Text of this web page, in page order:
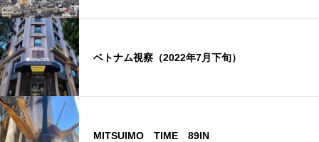
ベトナム視察（2022年7月下旬）
MITSUIMO TIME 89IN